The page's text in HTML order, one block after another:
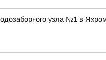
узла №1 в